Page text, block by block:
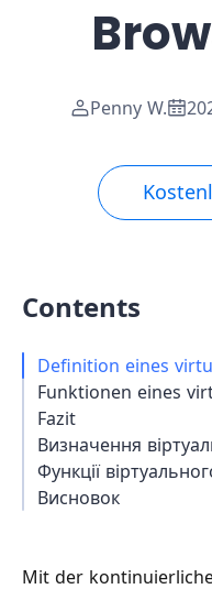
Penny W.
Contents
Definition eines
Funktionen eines
Fazit
Визначення
Функції
Висновок
Mit der